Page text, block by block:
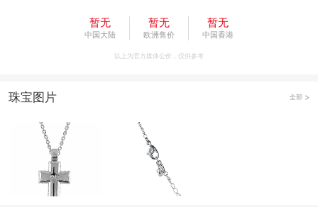
暂无
中国大陆
暂无
欧洲售价
暂无
中国香港
以上为官方媒体公价，仅供参考
珠宝图片 全部